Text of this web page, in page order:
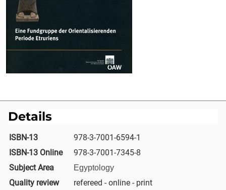
Details
ISBN-13
978-3-7001-6594-1
ISBN-13 Online
978-3-7001-7345-8
Subject Area
Egyptology
Quality review refereed - online - print